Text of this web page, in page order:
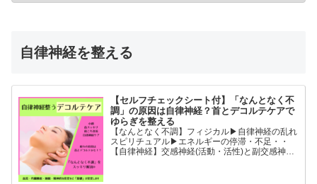
自律神経を整える
【セルフチェックシート付】「なんとなく不
調」の原因は自律神経？首とデコルテケアで
ゆらぎを整える
【なんとなく不調】フィジカル▶︎自律神経の乱れ
スピリチュアル▶︎エネルギーの停滞・不足・・
【自律神経】交感神経(活動・活性)と副交感神経